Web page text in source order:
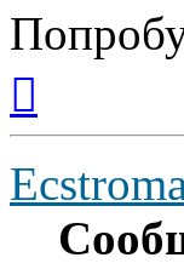
началу